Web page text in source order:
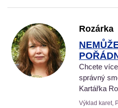
Rozárka
Chcete
správný
Kartářka
Výklad karet,